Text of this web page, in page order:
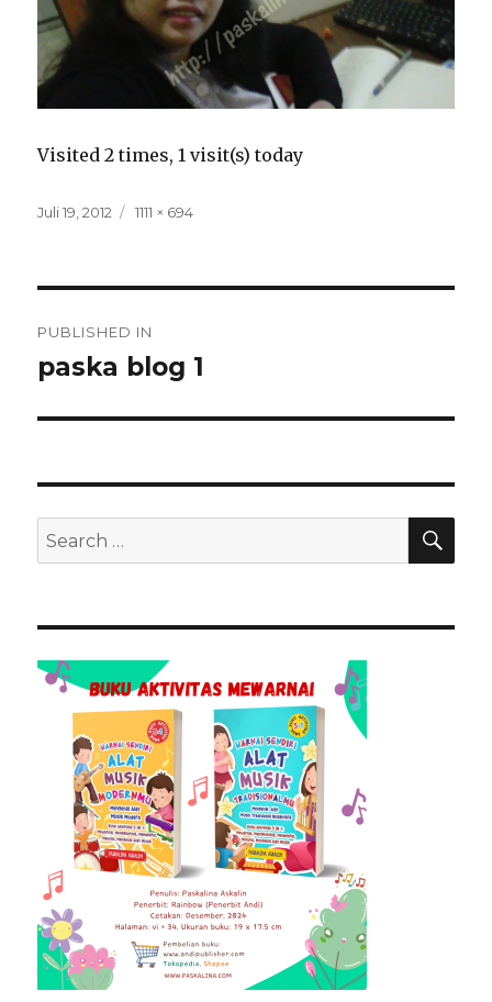
Visited 2 times, 1 visit(s) today
Posted
Juli 19, 2012
Full
1111 × 694
pos
PUBLISHED IN
paska blog 1
Search
for: